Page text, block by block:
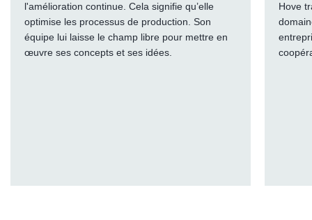
l'amélioration continue. Cela signifie qu’elle
optimise les processus de production. Son
équipe lui laisse le champ libre pour mettre en
œuvre ses concepts et ses idées.
Hove